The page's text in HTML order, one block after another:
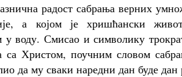
радост сабрања верних
а којом је хришћански
у воду. Смисао и символику
са Христом, поучним словом
да му сваки наредни дан буде дан